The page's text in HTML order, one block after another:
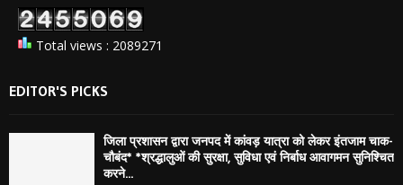
Total views : 2089271
EDITOR'S PICKS
जिला प्रशासन द्वारा जनपद में कांवड़ यात्रा को लेकर इंतजाम चाक-
चौबंद* *श्रद्धालुओं की सुरक्षा, सुविधा एवं निर्बाध आवागमन सुनिश्चित
करने...